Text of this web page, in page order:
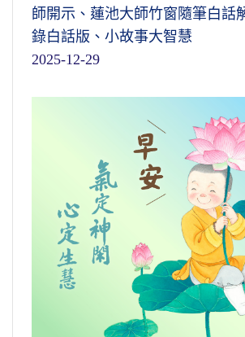
師開示、蓮池大師竹窗隨筆白話
錄白話版、小故事大智慧
2025-12-29